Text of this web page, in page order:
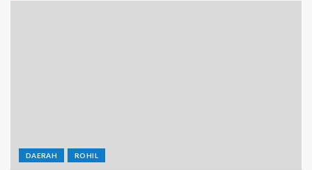
DAERAH ROHIL